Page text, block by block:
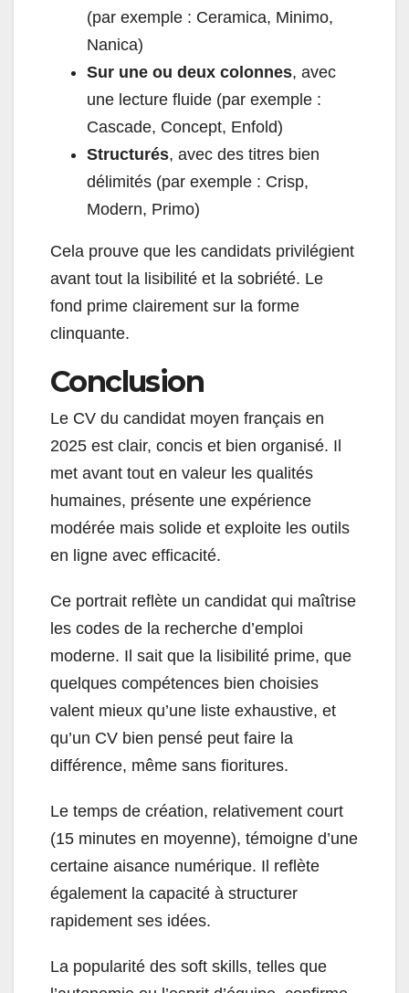
(par exemple : Ceramica, Minimo,
Nanica)
Sur une ou deux colonnes, avec
une lecture fluide (par exemple :
Cascade, Concept, Enfold)
Structurés, avec des titres bien
délimités (par exemple : Crisp,
Modern, Primo)
Cela prouve que les candidats privilégient
avant tout la lisibilité et la sobriété. Le
fond prime clairement sur la forme
clinquante.
Conclusion
Le CV du candidat moyen français en
2025 est clair, concis et bien organisé. Il
met avant tout en valeur les qualités
humaines, présente une expérience
modérée mais solide et exploite les outils
en ligne avec efficacité.
Ce portrait reflète un candidat qui maîtrise
les codes de la recherche d’emploi
moderne. Il sait que la lisibilité prime, que
quelques compétences bien choisies
valent mieux qu’une liste exhaustive, et
qu’un CV bien pensé peut faire la
différence, même sans fioritures.
Le temps de création, relativement court
(15 minutes en moyenne), témoigne d’une
certaine aisance numérique. Il reflète
également la capacité à structurer
rapidement ses idées.
La popularité des soft skills, telles que